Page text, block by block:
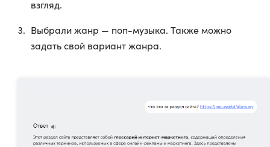
взгляд.
Выбрали жанр — поп-музыка. Также можно
задать свой вариант жанра.